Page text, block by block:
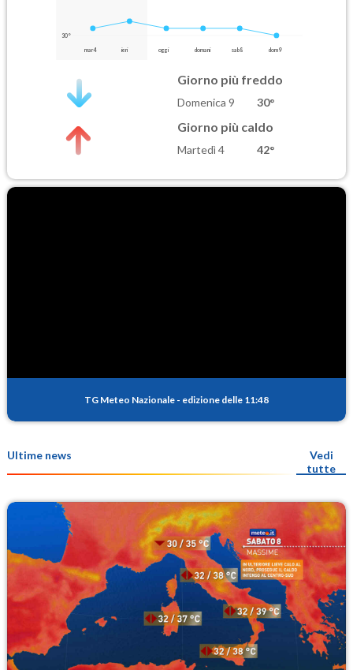
30°
mar 4 ieri oggi domani sab 8 dom 9
Giorno più freddo
Domenica 9 30°
Giorno più caldo
Martedì 4 42°
TG Meteo Nazionale - edizione delle 11:48
Ultime news
Vedi
tutte